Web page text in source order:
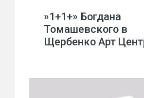
»1+1+» Богдана
Томашевского в
Щербенко Арт